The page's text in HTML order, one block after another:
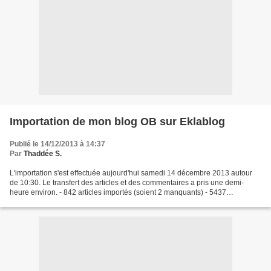
Importation de mon blog OB sur Eklablog
Publié le 14/12/2013 à 14:37
Par Thaddée S.
L'importation s'est effectuée aujourd'hui samedi 14 décembre 2013 autour
de 10:30. Le transfert des articles et des commentaires a pris une demi-
heure environ. - 842 articles importés (soient 2 manquants) - 5437